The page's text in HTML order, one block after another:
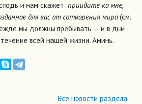
и нам скажет: приидите ко мне,
для вас от сотворения мира (см.
мы должны пребывать — и в дни
всей нашей жизни. Аминь.
Все новости раздела